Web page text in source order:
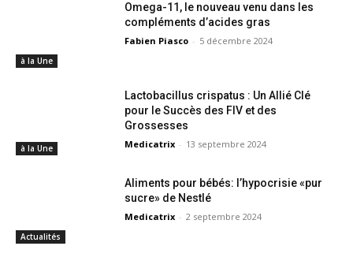
à la Une
Omega-11, le nouveau venu dans les
compléments d’acides gras
Fabien Piasco - 5 décembre 2024
à la Une
Lactobacillus crispatus : Un Allié Clé
pour le Succès des FIV et des
Grossesses
Medicatrix - 13 septembre 2024
Actualités
Aliments pour bébés: l’hypocrisie «pur
sucre» de Nestlé
Medicatrix - 2 septembre 2024